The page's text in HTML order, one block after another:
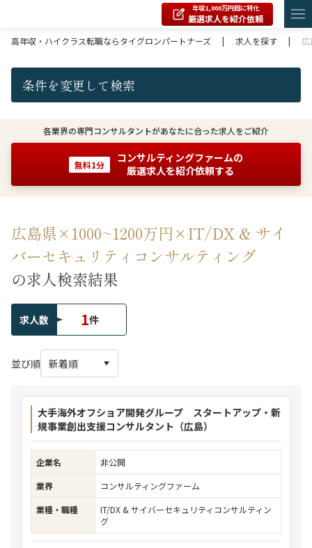
年収1,000万円超に特化
厳選求人を紹介依頼
高年収・ハイクラス転職ならタイグロンパートナーズ
| 求人を探す |
条件を変更して検索
各業界の専門コンサルタントがあなたに合った求人をご紹介
無料1分
コンサルティングファームの
厳選求人を紹介依頼する
広島県×1000~1200万円×IT/DX & サイ
バーセキュリティコンサルティング
の求人検索結果
求人数 1件
並び順
大手海外オフショア開発グループ スタートアップ・新
規事業創出支援コンサルタント（広島）
企業名
非公開
業界
コンサルティングファーム
業種・職種
IT/DX & サイバーセキュリティコンサルティン
グ